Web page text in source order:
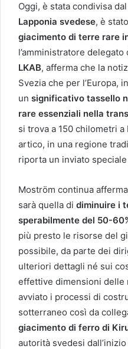
Oggi, è stata condivisa
Lapponia svedese, è
giacimento di terre rare
l’amministratore delegato
LKAB, afferma che la
Svezia che per l’Europa,
un significativo tassello
rare essenziali nella
si trova a 150 chilometri
artico, in una regione
riporta un inviato
Moström continua
sarà quella di diminuire i
sperabilmente del 50-
più presto le risorse del
possibile, da parte dei
ulteriori dettagli né sui
effettive dimensioni delle
avviato i processi di
sotterraneo così da
giacimento di ferro di
autorità svedesi